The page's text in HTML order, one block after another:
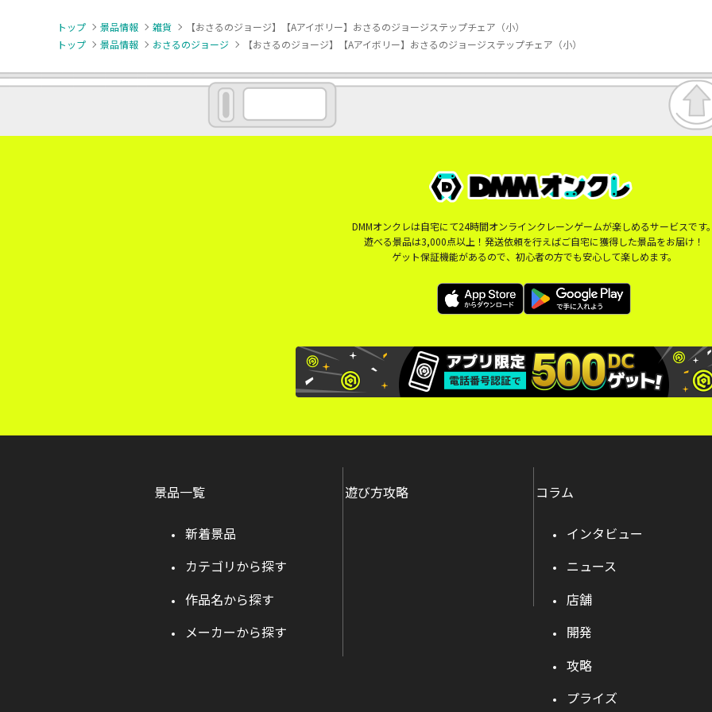
トップ 景品情報 雑貨
【おさるのジョージ】【Aアイボリー】おさるのジョージステップチェア（小）
トップ
景品情報 おさるのジョージ 【おさるのジョージ】【Aアイボリー】おさるのジョージステップチェア（小）
DMMオンクレは自宅にて24時間オンラインクレーンゲームが楽しめるサービスです
遊べる景品は3,000点以上！発送依頼を行えばご自宅に獲得した景品をお届け！
ゲット保証機能があるので、初心者の方でも安心して楽しめます。
景品一覧
新着景品
カテゴリから探す
作品名から探す
メーカーから探す
遊び方攻略 コラム
インタビュー
ニュース
店舗
開発
攻略
プライズ